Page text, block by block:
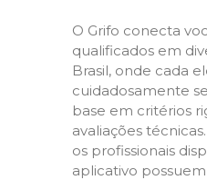
O Grifo conecta
qualificados em
Brasil, onde cada
cuidadosamente
base em critérios
avaliações
os profissionais
aplicativo